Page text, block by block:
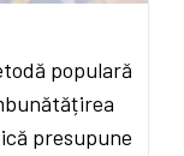
populară
presupune